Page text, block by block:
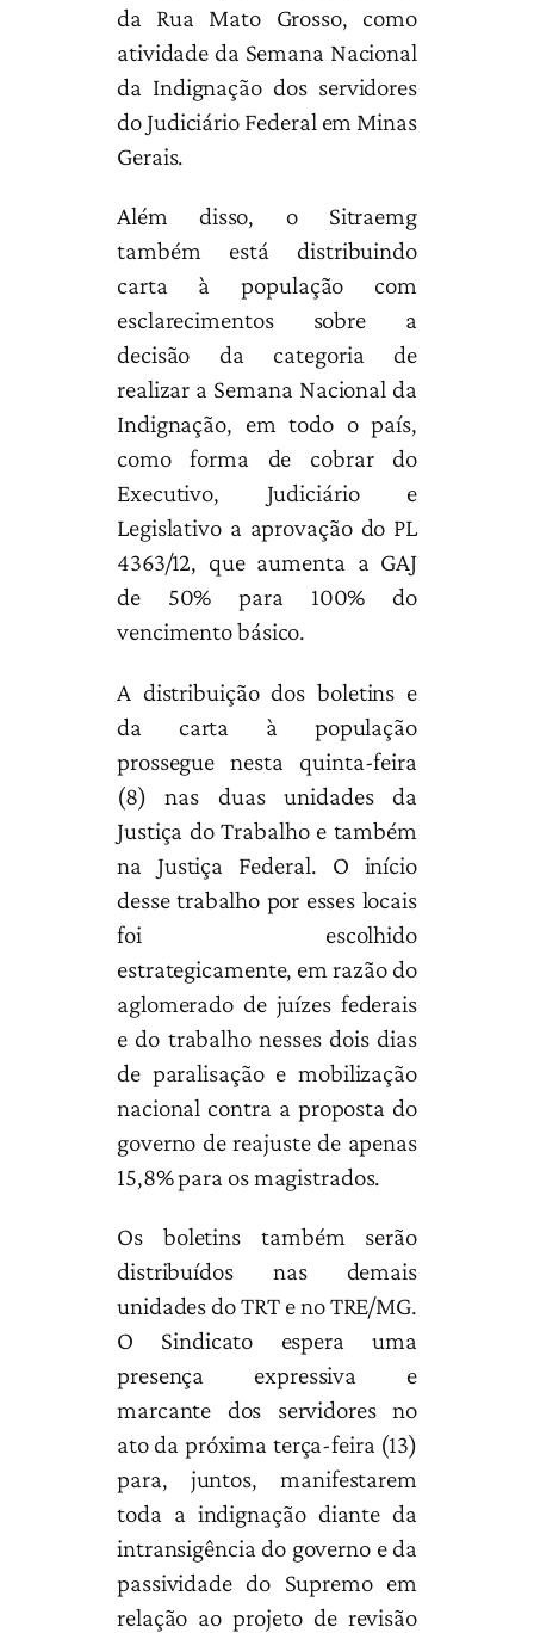
da Rua Mato Grosso, como
atividade da Semana Nacional
da Indignação dos servidores
do Judiciário Federal em Minas
Gerais.
Além disso, o Sitraemg
também está distribuindo
carta à população com
esclarecimentos sobre a
decisão da categoria de
realizar a Semana Nacional da
Indignação, em todo o país,
como forma de cobrar do
Executivo, Judiciário e
Legislativo a aprovação do PL
4363/12, que aumenta a GAJ
de 50% para 100% do
vencimento básico.
A distribuição dos boletins e
da carta à população
prossegue nesta quinta-feira
(8) nas duas unidades da
Justiça do Trabalho e também
na Justiça Federal. O início
desse trabalho por esses locais
foi escolhido
estrategicamente, em razão do
aglomerado de juízes federais
e do trabalho nesses dois dias
de paralisação e mobilização
nacional contra a proposta do
governo de reajuste de apenas
15,8% para os magistrados.
Os boletins também serão
distribuídos nas demais
unidades do TRT e no TRE/MG.
O Sindicato espera uma
presença expressiva e
marcante dos servidores no
ato da próxima terça-feira (13)
para, juntos, manifestarem
toda a indignação diante da
intransigência do governo e da
passividade do Supremo em
relação ao projeto de revisão